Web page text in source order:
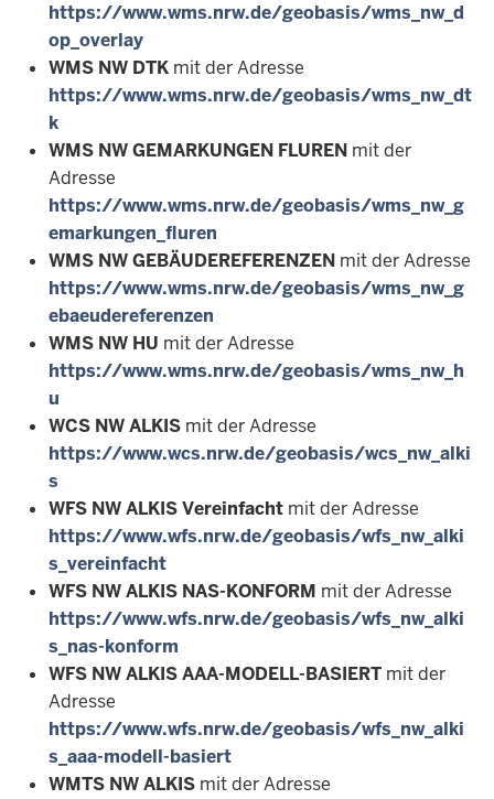
https://www.wms.nrw.de/geobasis/wms_nw_d
op_overlay
WMS NW DTK mit der Adresse
https://www.wms.nrw.de/geobasis/wms_nw_dt
k
WMS NW GEMARKUNGEN FLUREN mit der
Adresse
https://www.wms.nrw.de/geobasis/wms_nw_g
emarkungen_fluren
WMS NW GEBÄUDEREFERENZEN mit der Adresse
https://www.wms.nrw.de/geobasis/wms_nw_g
ebaeudereferenzen
WMS NW HU mit der Adresse
https://www.wms.nrw.de/geobasis/wms_nw_h
u
WCS NW ALKIS mit der Adresse
https://www.wcs.nrw.de/geobasis/wcs_nw_alki
s
WFS NW ALKIS Vereinfacht mit der Adresse
https://www.wfs.nrw.de/geobasis/wfs_nw_alki
s_vereinfacht
WFS NW ALKIS NAS-KONFORM mit der Adresse
https://www.wfs.nrw.de/geobasis/wfs_nw_alki
s_nas-konform
WFS NW ALKIS AAA-MODELL-BASIERT mit der
Adresse
https://www.wfs.nrw.de/geobasis/wfs_nw_alki
s_aaa-modell-basiert
WMTS NW ALKIS mit der Adresse